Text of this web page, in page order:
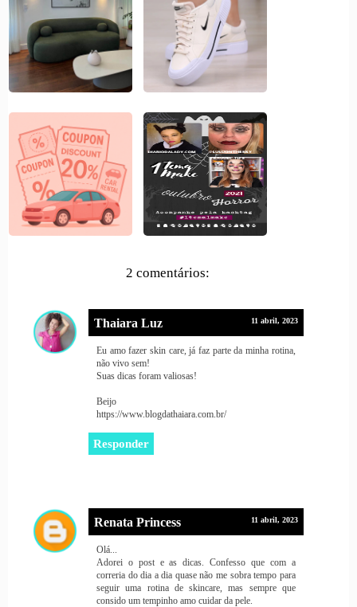
2 comentários:
Thaiara Luz 11 abril, 2023
Eu amo fazer skin care, já faz parte da minha rotina,
não vivo sem!
Suas dicas foram valiosas!
Beijo
https://www.blogdathaiara.com.br/
Responder
Renata Princess 11 abril, 2023
Olá...
Adorei o post e as dicas. Confesso que com a
correria do dia a dia quase não me sobra tempo para
seguir uma rotina de skincare, mas sempre que
consido um tempinho amo cuidar da pele.